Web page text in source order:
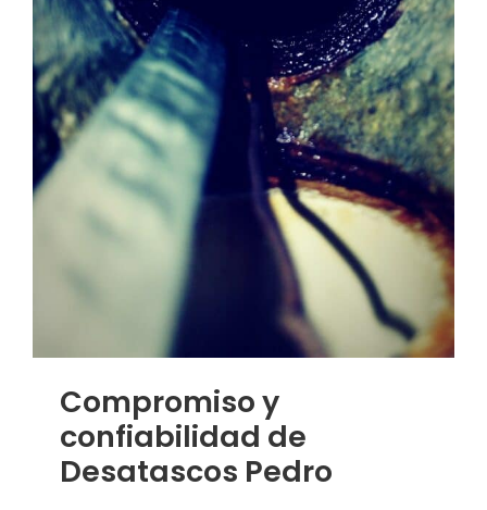
Compromiso y
confiabilidad de
Desatascos Pedro